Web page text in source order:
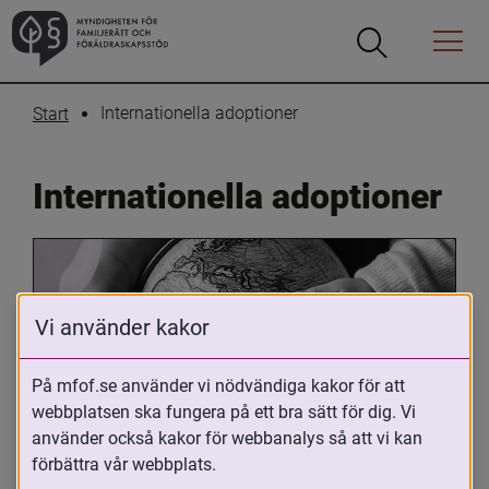
Öppna
Öppna
Menyn
Start Internationella adoptioner
Internationella adoptioner
Oavsett om du är adopterad,
adoptivförälder eller arbetar med
Vi använder kakor
På mfof.se använder vi nödvändiga kakor för att
webbplatsen ska fungera på ett bra sätt för dig. Vi
använder också kakor för webbanalys så att vi kan
förbättra vår webbplats.